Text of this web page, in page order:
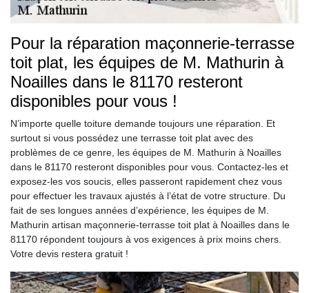
Pour la réparation maçonnerie-terrasse
toit plat, les équipes de M. Mathurin à
Noailles dans le 81170 resteront
disponibles pour vous !
N’importe quelle toiture demande toujours une réparation. Et
surtout si vous possédez une terrasse toit plat avec des
problèmes de ce genre, les équipes de M. Mathurin à Noailles
dans le 81170 resteront disponibles pour vous. Contactez-les et
exposez-les vos soucis, elles passeront rapidement chez vous
pour effectuer les travaux ajustés à l’état de votre structure. Du
fait de ses longues années d’expérience, les équipes de M.
Mathurin artisan maçonnerie-terrasse toit plat à Noailles dans le
81170 répondent toujours à vos exigences à prix moins chers.
Votre devis restera gratuit !